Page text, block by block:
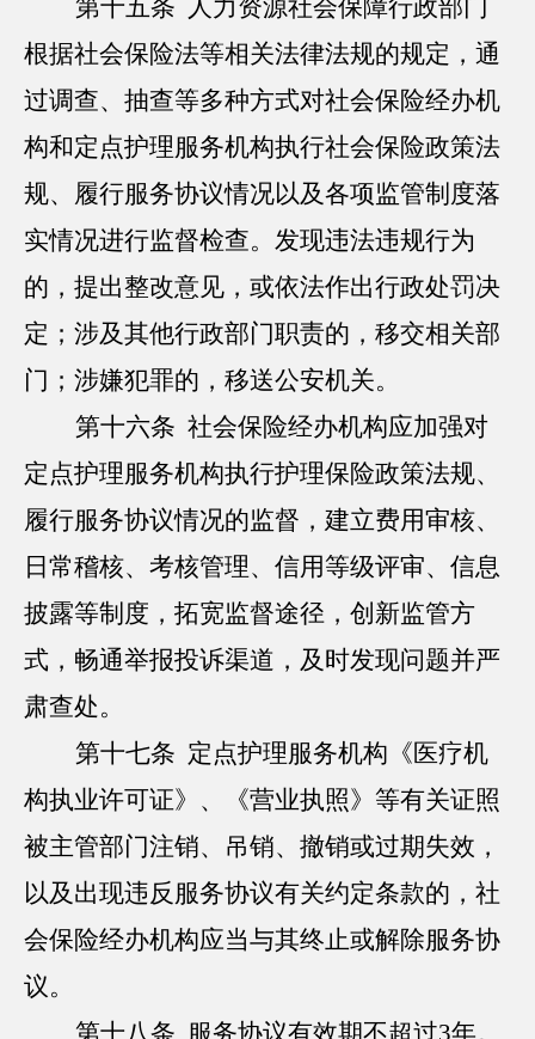
第十五条 人力资源社会保障行政部门
根据社会保险法等相关法律法规的规定，通
过调查、抽查等多种方式对社会保险经办机
构和定点护理服务机构执行社会保险政策法
规、履行服务协议情况以及各项监管制度落
实情况进行监督检查。发现违法违规行为
的，提出整改意见，或依法作出行政处罚决
定；涉及其他行政部门职责的，移交相关部
门；涉嫌犯罪的，移送公安机关。
第十六条 社会保险经办机构应加强对
定点护理服务机构执行护理保险政策法规、
履行服务协议情况的监督，建立费用审核、
日常稽核、考核管理、信用等级评审、信息
披露等制度，拓宽监督途径，创新监管方
式，畅通举报投诉渠道，及时发现问题并严
肃查处。
第十七条 定点护理服务机构《医疗机
构执业许可证》、《营业执照》等有关证照
被主管部门注销、吊销、撤销或过期失效，
以及出现违反服务协议有关约定条款的，社
会保险经办机构应当与其终止或解除服务协
议。
第十八条 服务协议有效期不超过3年。